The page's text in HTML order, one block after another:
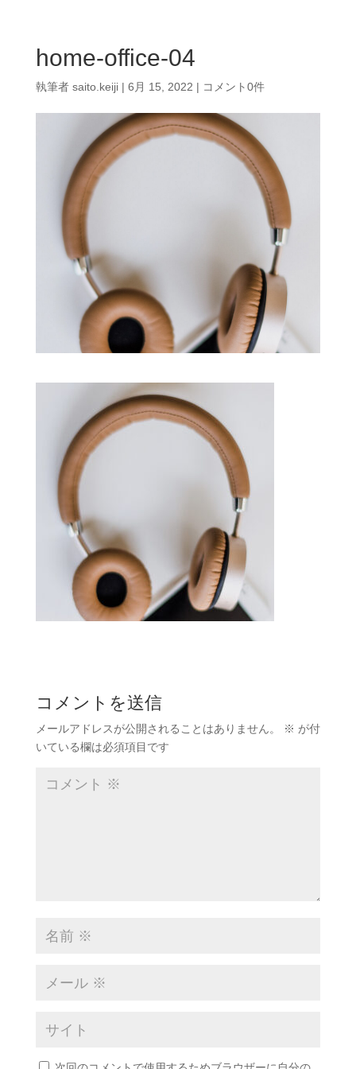
home-office-04
執筆者 saito.keiji| 6月 15, 2022 | コメント0件
コメントを送信
メールアドレスが公開されることはありません。 ※ が付
いている欄は必須項目です